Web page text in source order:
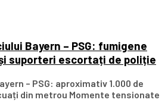
Bayern – PSG: fumigene
suporteri escortați de poliție
– PSG: aproximativ 1.000 de
din metrou Momente tensionate